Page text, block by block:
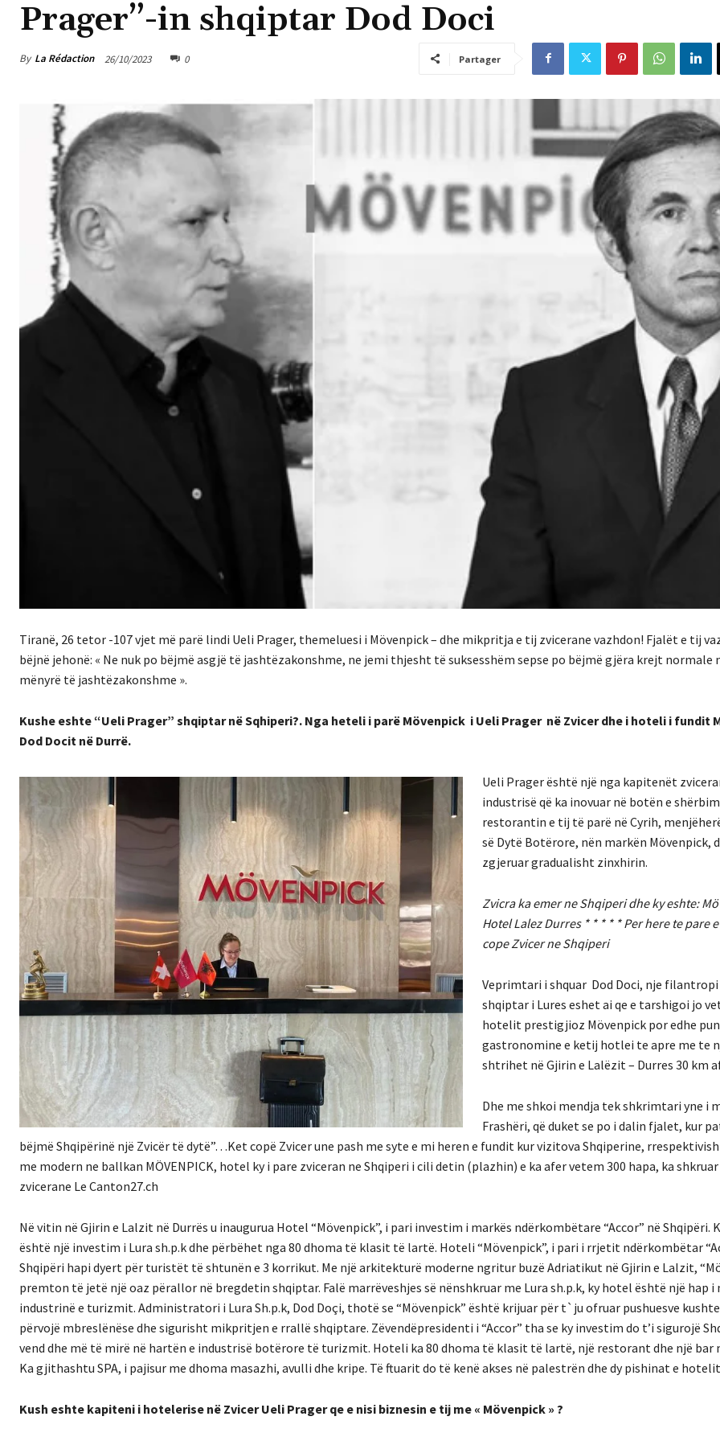
Prager”-in shqiptar Dod Doci
By La Rédaction 26/10/2023 0 Partager
Tiranë, 26 tetor -107 vjet më parë lindi Ueli Prager, themeluesi i Mövenpick – dhe mikpritja e tij zvicerane vazhdon! Fjalët e tij
bëjnë jehonë: « Ne nuk po bëjmë asgjë të jashtëzakonshme, ne jemi thjesht të suksesshëm sepse po bëjmë gjëra krejt normale
mënyrë të jashtëzakonshme ».
Kushe eshte “Ueli Prager” shqiptar në Sqhiperi?. Nga heteli i parë Mövenpick i Ueli Prager në Zvicer dhe i hoteli i fundit
Dod Docit në Durrë.
Ueli Prager është një nga kapitenët
industrisë që ka inovuar në botën e
restorantin e tij të parë në Cyrih,
së Dytë Botërore, nën markën Mövenpick,
zgjeruar gradualisht zinxhirin.
Zvicra ka emer ne Shqiperi dhe ky eshte:
Hotel Lalez Durres * * * * * Per here te pare
cope Zvicer ne Shqiperi
Veprimtari i shquar Dod Doci, nje
shqiptar i Lures eshet ai qe e tarshigoi jo
hotelit prestigjioz Mövenpick por edhe
gastronomine e ketij hotlei te apre me te
shtrihet në Gjirin e Lalëzit – Durres 30 km
Dhe me shkoi mendja tek shkrimtari yne i
Frashëri, që duket se po i dalin fjalet, kur
bëjmë Shqipërinë një Zvicër të dytë”…Ket copë Zvicer une pash me syte e mi heren e fundit kur vizitova Shqiperine,
me modern ne ballkan MÖVENPICK, hotel ky i pare zviceran ne Shqiperi i cili detin (plazhin) e ka afer vetem 300 hapa, ka
zvicerane Le Canton27.ch
Në vitin në Gjirin e Lalzit në Durrës u inaugurua Hotel “Mövenpick”, i pari investim i markës ndërkombëtare “Accor” në Shqipëri.
është një investim i Lura sh.p.k dhe përbëhet nga 80 dhoma të klasit të lartë. Hoteli “Mövenpick”, i pari i rrjetit ndërkombëtar
Shqipëri hapi dyert për turistët të shtunën e 3 korrikut. Me një arkitekturë moderne ngritur buzë Adriatikut në Gjirin e Lalzit,
premton të jetë një oaz përallor në bregdetin shqiptar. Falë marrëveshjes së nënshkruar me Lura sh.p.k, ky hotel është një hap i
industrinë e turizmit. Administratori i Lura Sh.p.k, Dod Doçi, thotë se “Mövenpick” është krijuar për t`ju ofruar pushuesve
përvojë mbreslënëse dhe sigurisht mikpritjen e rrallë shqiptare. Zëvendëpresidenti i “Accor” tha se ky investim do t’i sigurojë
vend dhe më të mirë në hartën e industrisë botërore të turizmit. Hoteli ka 80 dhoma të klasit të lartë, një restorant dhe një bar
Ka gjithashtu SPA, i pajisur me dhoma masazhi, avulli dhe kripe. Të ftuarit do të kenë akses në palestrën dhe dy pishinat e
Kush eshte kapiteni i hotelerise në Zvicer Ueli Prager qe e nisi biznesin e tij me « Mövenpick » ?